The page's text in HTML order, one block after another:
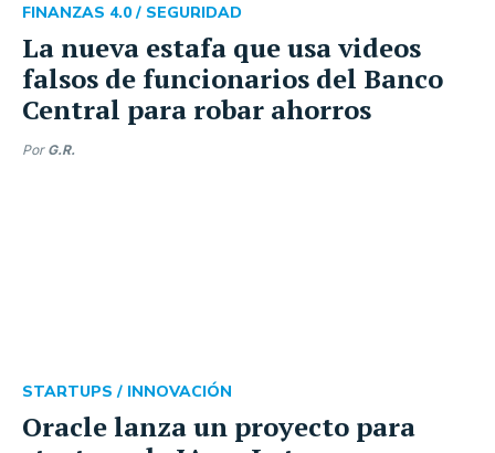
La nueva estafa que usa videos
falsos de funcionarios del Banco
Central para robar ahorros
FINANZAS 4.0 / SEGURIDAD
Por G.R.
Oracle lanza un proyecto para
STARTUPS / INNOVACIÓN